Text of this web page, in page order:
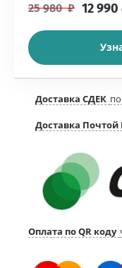
25 980₽ 12 990
Доставка СДЕК
Доставка Почтой
Оплата по QR коду